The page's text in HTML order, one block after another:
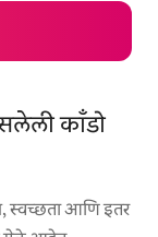
काँडो
स्वच्छता आणि इतर